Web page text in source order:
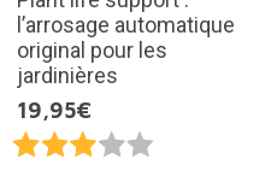
l’arrosage automatique
original pour les
jardinières
19,95€